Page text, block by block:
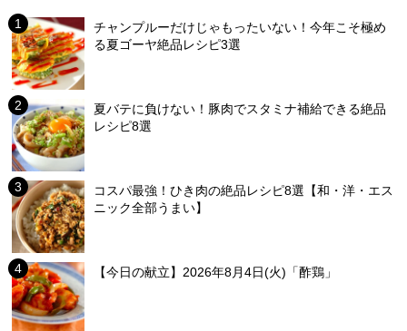
チャンプルーだけじゃもったいない！今年こそ極め
る夏ゴーヤ絶品レシピ3選
夏バテに負けない！豚肉でスタミナ補給できる絶品
レシピ8選
コスパ最強！ひき肉の絶品レシピ8選【和・洋・エス
ニック全部うまい】
【今日の献立】2026年8月4日(火)「酢鶏」